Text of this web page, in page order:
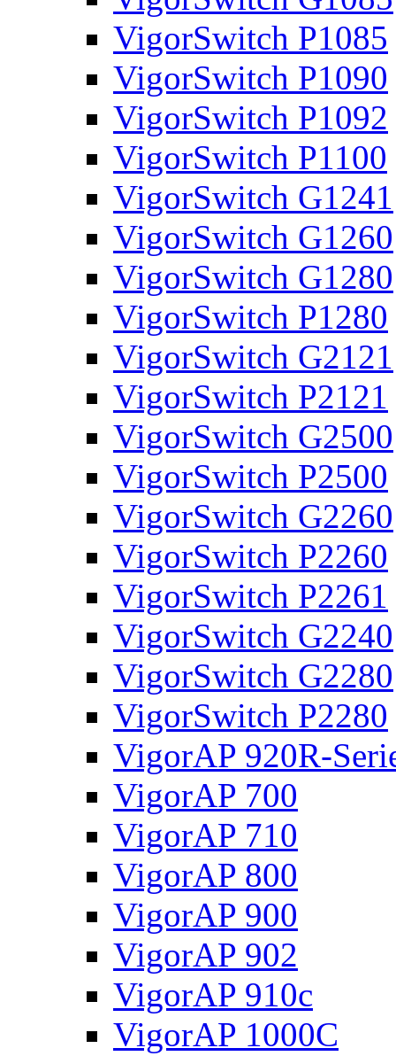
VigorSwitch P1085
VigorSwitch P1090
VigorSwitch P1092
VigorSwitch P1100
VigorSwitch G1241
VigorSwitch G1260
VigorSwitch G1280
VigorSwitch P1280
VigorSwitch G2121
VigorSwitch P2121
VigorSwitch G2500
VigorSwitch P2500
VigorSwitch G2260
VigorSwitch P2260
VigorSwitch P2261
VigorSwitch G2240
VigorSwitch G2280
VigorSwitch P2280
VigorAP 920R-
VigorAP 700
VigorAP 710
VigorAP 800
VigorAP 900
VigorAP 902
VigorAP 910c
VigorAP 1000C